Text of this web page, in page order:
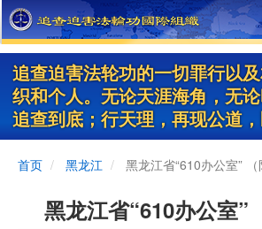
Skip
to
main
content
追查迫害法轮功的一切罪行以
织和个人。无论天涯海角，无
追查到底；行天理，再现公道，
首页 黑龙江 黑龙江省“610办公室” （
黑龙江省“610办公室”